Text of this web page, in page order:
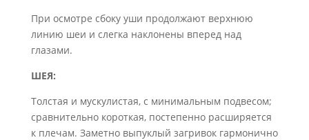
При осмотре сбоку уши продолжают верхнюю
линию шеи и слегка наклонены вперед над
глазами.
ШЕЯ:
Толстая и мускулистая, с минимальным подвесом;
сравнительно короткая, постепенно расширяется
к плечам. Заметно выпуклый загривок гармонично